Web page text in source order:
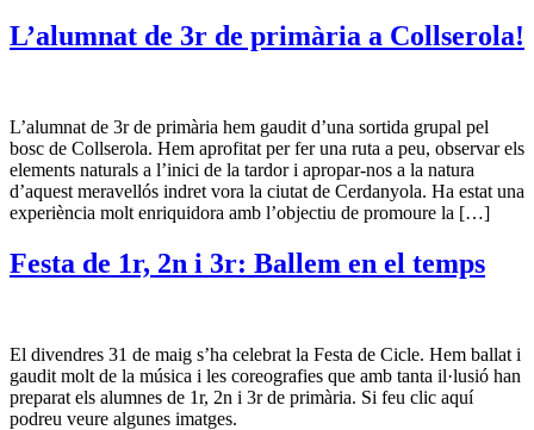
L’alumnat de 3r de primària a Collserola!
L’alumnat de 3r de primària hem gaudit d’una sortida grupal pel
bosc de Collserola. Hem aprofitat per fer una ruta a peu, observar els
elements naturals a l’inici de la tardor i apropar-nos a la natura
d’aquest meravellós indret vora la ciutat de Cerdanyola. Ha estat una
experiència molt enriquidora amb l’objectiu de promoure la […]
Festa de 1r, 2n i 3r: Ballem en el temps
El divendres 31 de maig s’ha celebrat la Festa de Cicle. Hem ballat i
gaudit molt de la música i les coreografies que amb tanta il·lusió han
preparat els alumnes de 1r, 2n i 3r de primària. Si feu clic aquí
podreu veure algunes imatges.